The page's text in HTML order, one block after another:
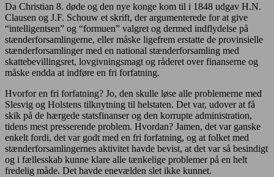
Da Christian 8. døde og den nye konge kom til i 1848 udgav H.N.
Clausen og J.F. Schouw et skrift, der argumenterede for at give
“intelligentsen” og “formuen” valgret og dermed indflydelse på
stænderforsamlingerne, eller måske ligefrem erstatte de provinsielle
stænderforsamlinger med en national stænderforsamling med
skattebevillingsret, lovgivningsmagt og råderet over finanserne og
måske endda at indføre en fri forfatning.
Hvorfor en fri forfatning? Jo, den skulle løse alle problemerne med
Slesvig og Holstens tilknytning til helstaten. Det var, udover at få
skik på de hærgede statsfinanser og den korrupte administration,
tidens mest presserende problem. Hvordan? Jamen, det var ganske
enkelt fordi, det var godt med en fri forfatning, og at folket med
stænderforsamlingernes aktivitet havde bevist, at det var så besindigt
og i fællesskab kunne klare alle tænkelige problemer på en helt
fredelig måde. Det havde enevælden slet ikke kunnet.